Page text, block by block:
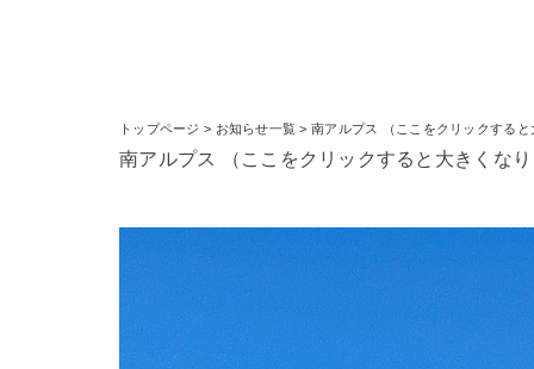
トップページ > お知らせ一覧 > 南アルプス （ここをクリックする
南アルプス （ここをクリックすると大きくな